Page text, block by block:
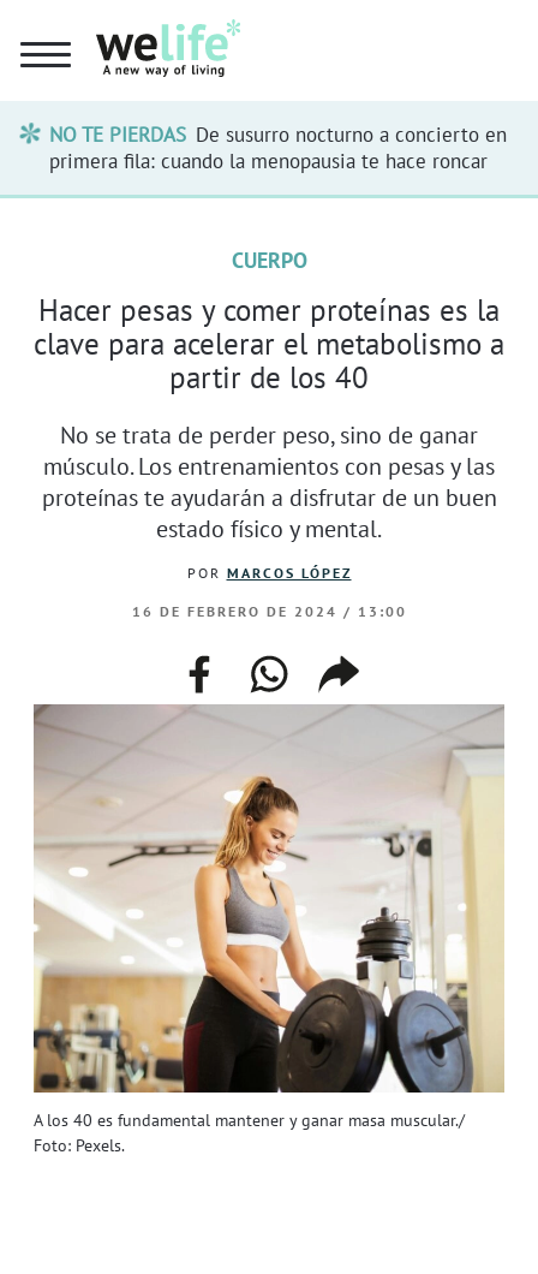
NO TE PIERDAS De susurro nocturno a concierto en
primera fila: cuando la menopausia te hace roncar
A los 40 es fundamental mantener y ganar masa muscular./
Foto: Pexels.
CUERPO
Hacer pesas y comer proteínas es la
clave para acelerar el metabolismo a
partir de los 40
No se trata de perder peso, sino de ganar
músculo. Los entrenamientos con pesas y las
proteínas te ayudarán a disfrutar de un buen
estado físico y mental.
POR MARCOS LÓPEZ
16 DE FEBRERO DE 2024 / 13:00
facebookwhatsappcompartir
enlace